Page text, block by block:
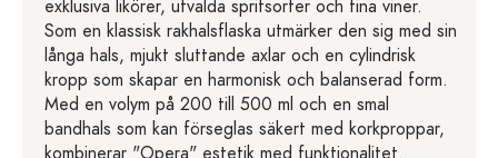
exklusiva likörer, utvalda spritsorter och fina viner.
Som en klassisk rakhalsflaska utmärker den sig med sin
långa hals, mjukt sluttande axlar och en cylindrisk
kropp som skapar en harmonisk och balanserad form.
Med en volym på 200 till 500 ml och en smal
bandhals som kan förseglas säkert med korkproppar,